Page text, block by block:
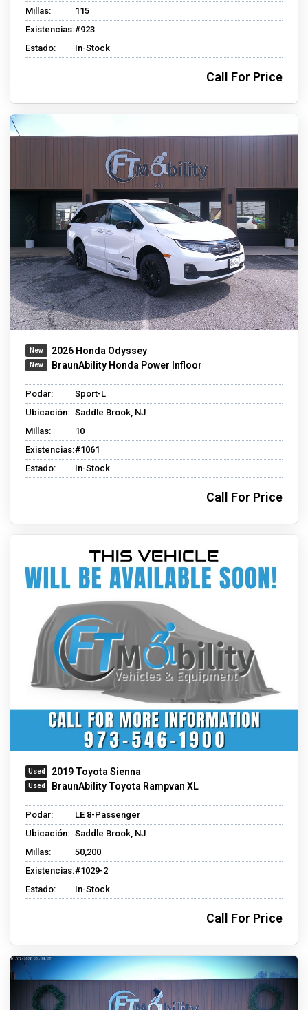
Millas:
115
Existencias:#923
Estado:
In-Stock
Call For Price
2026 Honda Odyssey
BraunAbility Honda Power Infloor
Podar:
Sport-L
Ubicación: Saddle Brook, NJ
Millas:
10
Existencias:#1061
Estado:
In-Stock
Call For Price
2019 Toyota Sienna
BraunAbility Toyota Rampvan XL
Podar:
LE 8-Passenger
Ubicación: Saddle Brook, NJ
Millas:
50,200
Existencias:#1029-2
Estado:
In-Stock
Call For Price